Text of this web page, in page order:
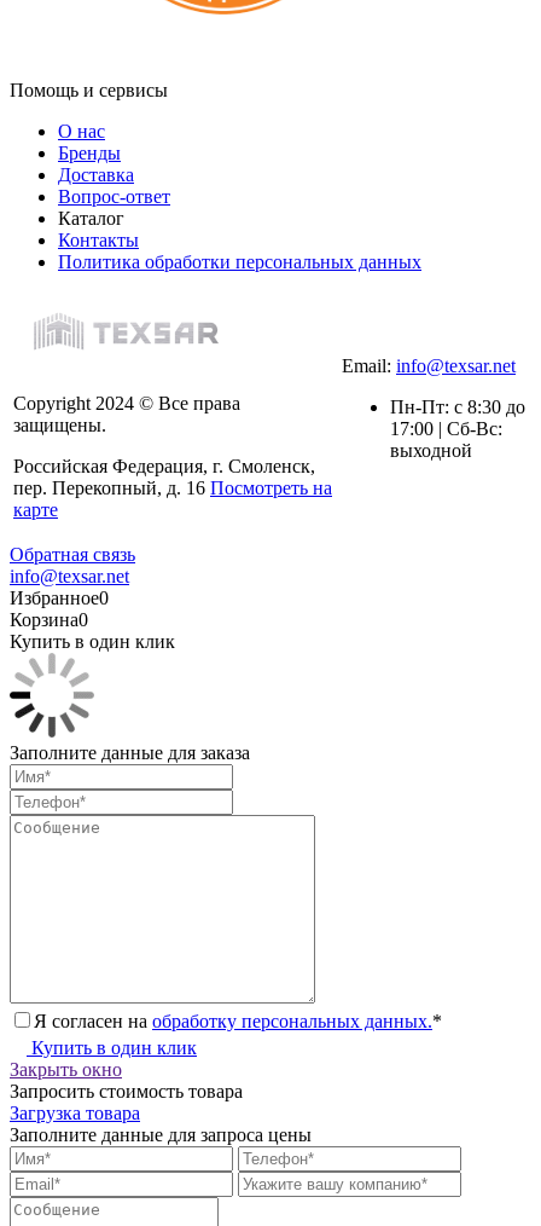
Помощь и сервисы
О нас
Бренды
Доставка
Вопрос-ответ
Каталог
Контакты
Политика обработки персональных данных
Copyright 2024 © Все права
защищены.
Российская Федерация, г. Смоленск,
пер. Перекопный, д. 16 Посмотреть на
карте
Email: info@texsar.net
Пн-Пт: с 8:30 до
17:00 | Сб-Вс:
выходной
Обратная связь
info@texsar.net
Избранное0
Корзина0
Купить в один клик
Заполните данные для заказа
Я согласен на обработку персональных данных.*
Купить в один клик
Закрыть окно
Запросить стоимость товара
Загрузка товара
Заполните данные для запроса цены